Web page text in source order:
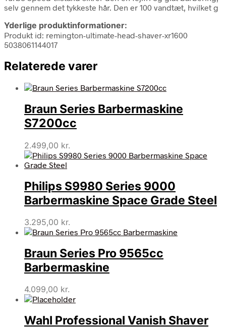
selv gennem det tykkeste hår. Den er 100 vandtæt, hvilket g
Yderlige produktinformationer:
Produkt id: remington-ultimate-head-shaver-xr1600
5038061144017
Relaterede varer
Braun Series Barbermaskine
S7200cc
2.499,00 kr.
Philips S9980 Series 9000
Barbermaskine Space Grade Steel
3.295,00 kr.
Braun Series Pro 9565cc
Barbermaskine
4.099,00 kr.
Wahl Professional Vanish Shaver